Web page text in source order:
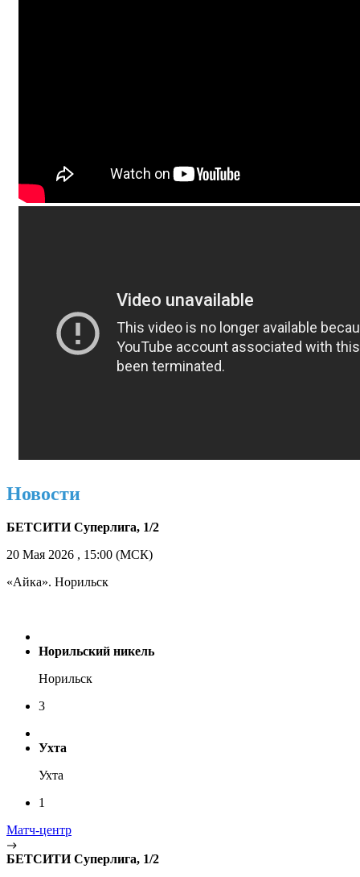
Новости
БЕТСИТИ Суперлига, 1/2
20 Мая 2026 , 15:00 (МСК)
«Айка». Норильск
Норильский никель
Норильск
3
Ухта
Ухта
1
Матч-центр
БЕТСИТИ Суперлига, 1/2